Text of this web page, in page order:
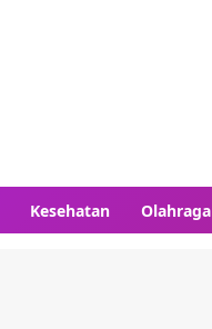
Kesehatan Olahraga